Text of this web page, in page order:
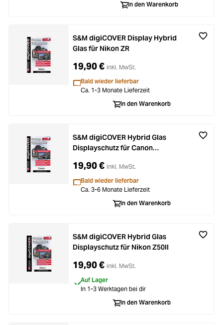
In den Warenkorb
S&M digiCOVER Display Hybrid
Glas für Nikon ZR
19,90 € inkl. MwSt.
Bald wieder lieferbar
Ca. 1-3 Monate Lieferzeit
In den Warenkorb
S&M digiCOVER Hybrid Glas
Displayschutz für Canon
19,90 € inkl. MwSt.
Bald wieder lieferbar
Ca. 3-6 Monate Lieferzeit
In den Warenkorb
S&M digiCOVER Hybrid Glas
Displayschutz für Nikon Z50II
19,90 € inkl. MwSt.
Auf Lager
In 1-3 Werktagen bei dir
In den Warenkorb